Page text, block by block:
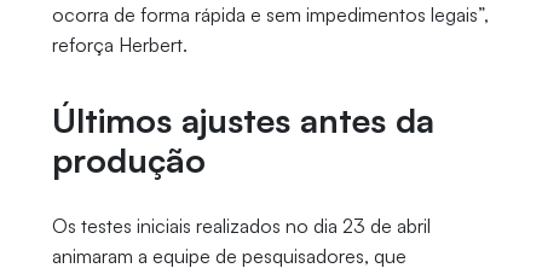
ocorra de forma rápida e sem impedimentos legais”,
reforça Herbert.
Últimos ajustes antes da
produção
Os testes iniciais realizados no dia 23 de abril
animaram a equipe de pesquisadores, que